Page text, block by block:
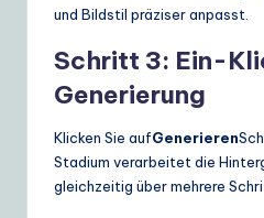
und Bildstil präziser anpasst.
Schritt 3: Ein-
Generierung
Klicken Sie aufGenerieren
Stadium verarbeitet die
gleichzeitig über mehrere